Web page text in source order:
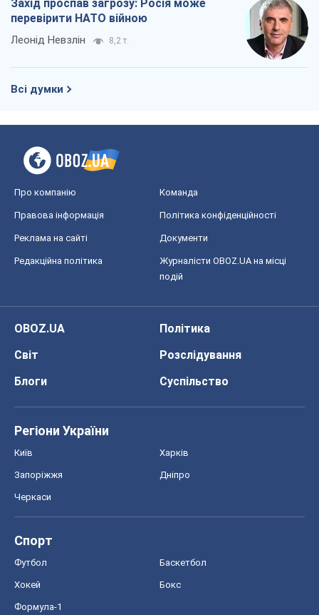
Захід проспав загрозу: Росія може
перевірити НАТО війною
Леонід Невзлін 8,2 т.
Всі думки
Про компанію Команда
Правова інформація Політика конфіденційності
Реклама на сайті Документи
Редакційна політика
Журналісти OBOZ.UA на місці
подій
OBOZ.UA
Політика
Світ
Розслідування
Блоги
Суспільство
Регіони України
Київ Харків
Запоріжжя Дніпро
Черкаси
Спорт
Футбол Баскетбол
Хокей Бокс
Формула-1